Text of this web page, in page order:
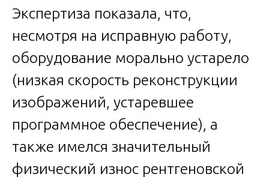
Экспертиза показала, что,
несмотря на исправную работу,
оборудование морально устарело
(низкая скорость реконструкции
изображений, устаревшее
программное обеспечение), а
также имелся значительный
физический износ рентгеновской